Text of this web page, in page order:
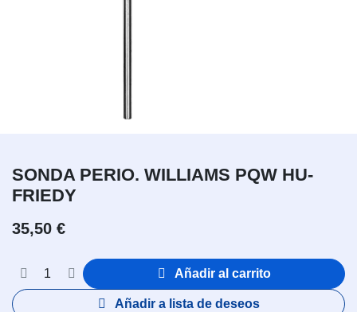
SONDA PERIO. WILLIAMS PQW HU-
FRIEDY
35,50 €
Añadir al carrito
Añadir a lista de deseos